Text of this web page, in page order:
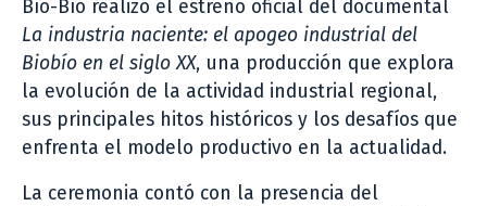
Bío-Bío realizó el estreno oficial del documental
La industria naciente: el apogeo industrial del
Biobío en el siglo XX, una producción que explora
la evolución de la actividad industrial regional,
sus principales hitos históricos y los desafíos que
enfrenta el modelo productivo en la actualidad.
La ceremonia contó con la presencia del